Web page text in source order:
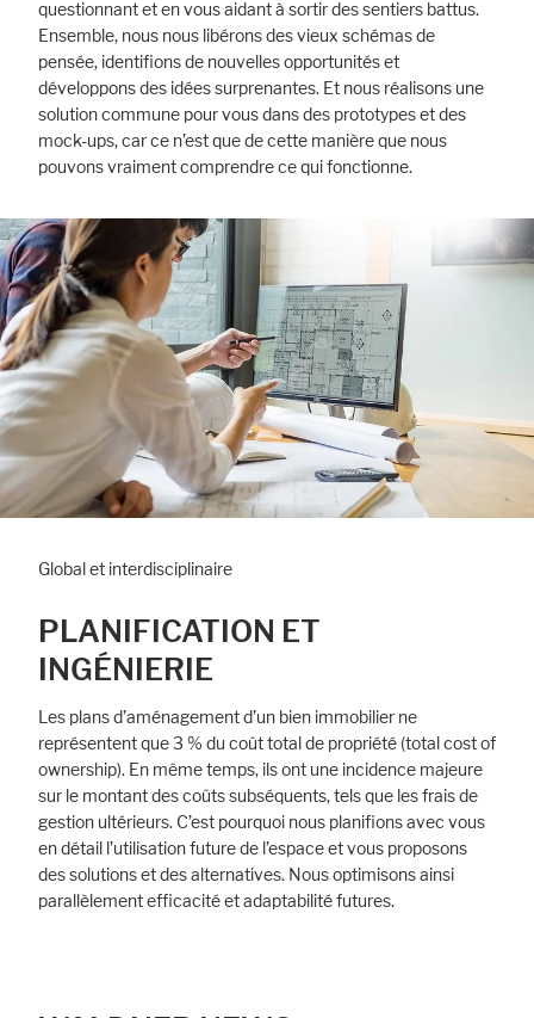
questionnant et en vous aidant à sortir des sentiers battus.
Ensemble, nous nous libérons des vieux schémas de
pensée, identifions de nouvelles opportunités et
développons des idées surprenantes. Et nous réalisons une
solution commune pour vous dans des prototypes et des
mock-ups, car ce n’est que de cette manière que nous
pouvons vraiment comprendre ce qui fonctionne.
Global et interdisciplinaire
PLANIFICATION ET
INGÉNIERIE
Les plans d’aménagement d’un bien immobilier ne
représentent que 3 % du coût total de propriété (total cost of
ownership). En même temps, ils ont une incidence majeure
sur le montant des coûts subséquents, tels que les frais de
gestion ultérieurs. C’est pourquoi nous planifions avec vous
en détail l’utilisation future de l’espace et vous proposons
des solutions et des alternatives. Nous optimisons ainsi
parallèlement efficacité et adaptabilité futures.